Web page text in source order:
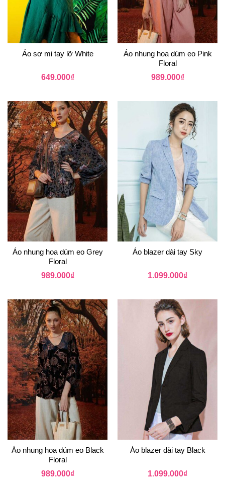
Áo sơ mi tay lỡ White
649.000₫
Áo nhung hoa dúm eo Pink
Floral
989.000₫
Áo nhung hoa dúm eo Grey
Floral
989.000₫
Áo blazer dài tay Sky
1.099.000₫
Áo nhung hoa dúm eo Black
Floral
989.000₫
Áo blazer dài tay Black
1.099.000₫